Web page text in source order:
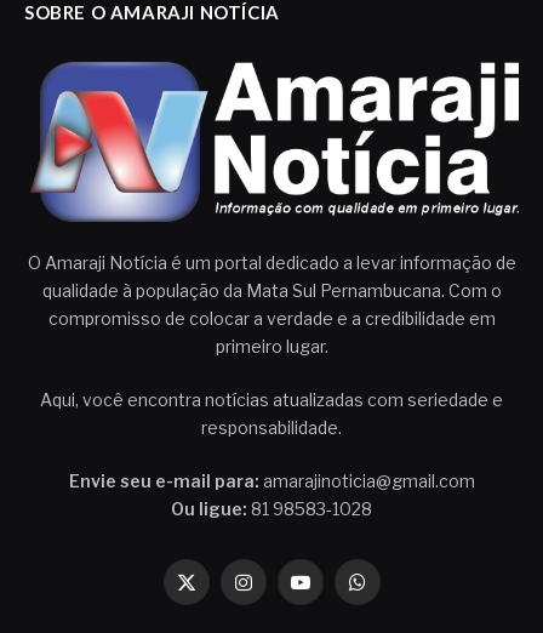
SOBRE O AMARAJI NOTÍCIA
O Amaraji Notícia é um portal dedicado a levar informação de
qualidade à população da Mata Sul Pernambucana. Com o
compromisso de colocar a verdade e a credibilidade em
primeiro lugar.
Aqui, você encontra notícias atualizadas com seriedade e
responsabilidade.
Envie seu e-mail para: amarajinoticia@gmail.com
Ou ligue: 81 98583-1028
X
InstagramYouTubeWhatsApp